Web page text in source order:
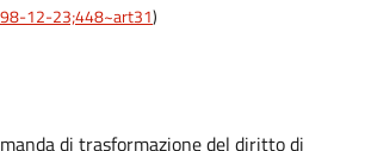
12-23;448~art31)
di trasformazione del diritto di